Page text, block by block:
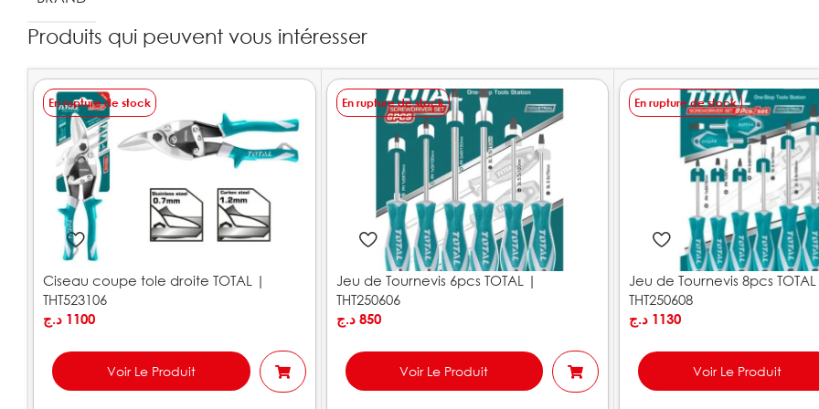
Produits qui peuvent vous intéresser
En rupture de stock
Ciseau coupe tole droite TOTAL |
THT523106
1100 د.ج
Voir Le Produit
En rupture de stock
Jeu de Tournevis 6pcs TOTAL |
THT250606
850 د.ج
Voir Le Produit
En rupture de stock
Jeu de Tournevis 8pcs
THT250608
1130 د.ج
Voir Le Produit